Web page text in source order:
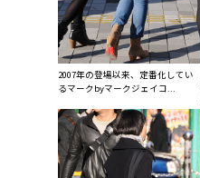
2007年の登場以来、定番化してい
るマークbyマークジェイコ...